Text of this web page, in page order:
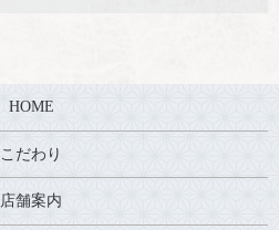
HOME
こだわり
店舗案内